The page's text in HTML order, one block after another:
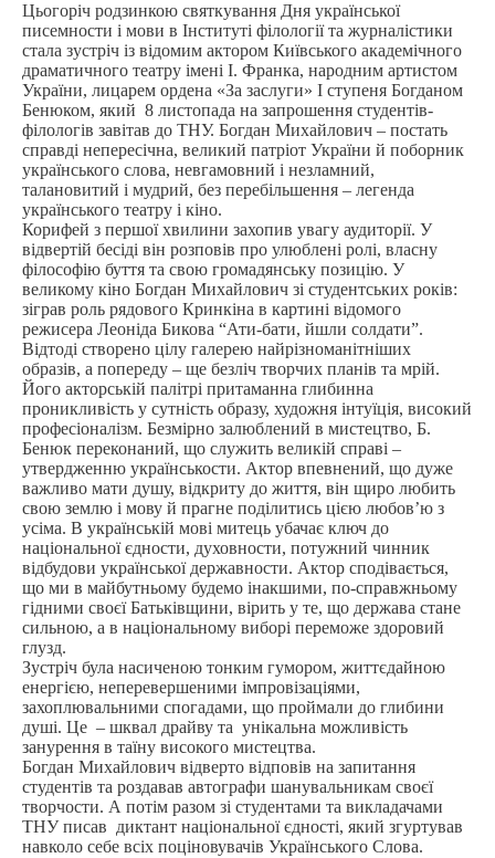
Цьогоріч родзинкою святкування Дня української
писемности і мови в Інституті філології та журналістики
стала зустріч із відомим актором Київського академічного
драматичного театру імені І. Франка, народним артистом
України, лицарем ордена «За заслуги» І ступеня Богданом
Бенюком, який 8 листопада на запрошення студентів-
філологів завітав до ТНУ. Богдан Михайлович – постать
справді непересічна, великий патріот України й поборник
українського слова, невгамовний і незламний,
талановитий і мудрий, без перебільшення – легенда
українського театру і кіно.
Корифей з першої хвилини захопив увагу аудиторії. У
відвертій бесіді він розповів про улюблені ролі, власну
філософію буття та свою громадянську позицію. У
великому кіно Богдан Михайлович зі студентських років:
зіграв роль рядового Кринкіна в картині відомого
режисера Леоніда Бикова “Ати-бати, йшли солдати”.
Відтоді створено цілу галерею найрізноманітніших
образів, а попереду – ще безліч творчих планів та мрій.
Його акторській палітрі притаманна глибинна
проникливість у сутність образу, художня інтуїція, високий
професіоналізм. Безмірно залюблений в мистецтво, Б.
Бенюк переконаний, що служить великій справі –
утвердженню українськости. Актор впевнений, що дуже
важливо мати душу, відкриту до життя, він щиро любить
свою землю і мову й прагне поділитись цією любов’ю з
усіма. В українській мові митець убачає ключ до
національної єдности, духовности, потужний чинник
відбудови української державности. Актор сподівається,
що ми в майбутньому будемо інакшими, по-справжньому
гідними своєї Батьківщини, вірить у те, що держава стане
сильною, а в національному виборі переможе здоровий
глузд.
Зустріч була насиченою тонким гумором, життєдайною
енергією, неперевершеними імпровізаціями,
захоплювальними спогадами, що проймали до глибини
душі. Це – шквал драйву та унікальна можливість
занурення в таїну високого мистецтва.
Богдан Михайлович відверто відповів на запитання
студентів та роздавав автографи шанувальникам своєї
творчости. А потім разом зі студентами та викладачами
ТНУ писав диктант національної єдності, який згуртував
навколо себе всіх поціновувачів Українського Слова.